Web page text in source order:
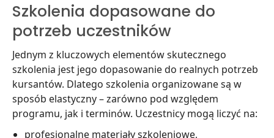
Szkolenia dopasowane do
potrzeb uczestników
Jednym z kluczowych elementów skutecznego
szkolenia jest jego dopasowanie do realnych potrzeb
kursantów. Dlatego szkolenia organizowane są w
sposób elastyczny – zarówno pod względem
programu, jak i terminów. Uczestnicy mogą liczyć na:
profesjonalne materiały szkoleniowe,